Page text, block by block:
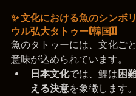
✨ 文化における魚のシンボ
ウル弘大タトゥー(韓国)]
魚のタトゥーには、文化ご
意味が込められています。
日本文化では、鯉は 困
える決意を象徴します。